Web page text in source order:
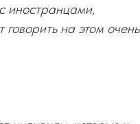
иностранцами,
говорить на этом очень